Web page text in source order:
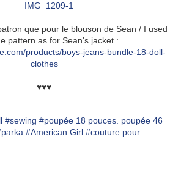
que pour le blouson de Sean / I used
pattern as for Sean's jacket :
products/boys-jeans-bundle-18-doll-
clothes
♥♥♥
#sewing #poupée 18 pouces. poupée 46
#American Girl #couture pour